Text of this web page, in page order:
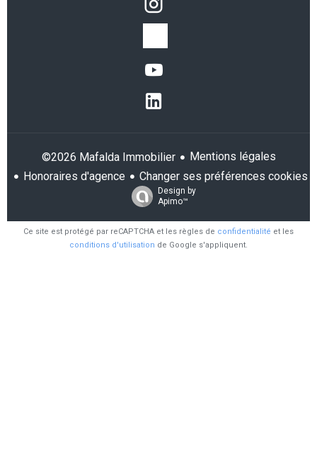
©2026 Mafalda Immobilier
Mentions légales
Honoraires d'agence
Changer ses préférences cookies
Design by
Apimo™
Ce site est protégé par reCAPTCHA et les règles de confidentialité et les
conditions d'utilisation de Google s'appliquent.